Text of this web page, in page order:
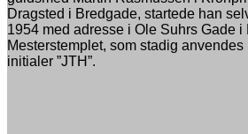
Dragsted i Bredgade, startede han
1954 med adresse i Ole Suhrs Gade i
Mesterstemplet, som stadig
initialer ”JTH”.